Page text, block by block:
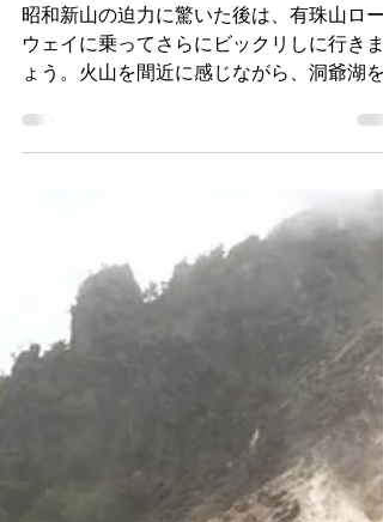
昭和新山・有珠山ロープーウェ
イ：北海道で楽しい活火山観光
昭和新山の迫力に驚いた後は、有珠山ロー
ウェイに乗ってさらにビックリしに行きま
めます。活火山ですので、白い蒸気が出て
て、硫黄のにおいがします。北海道ならで
の雄大な自然を全身で感じましょう。